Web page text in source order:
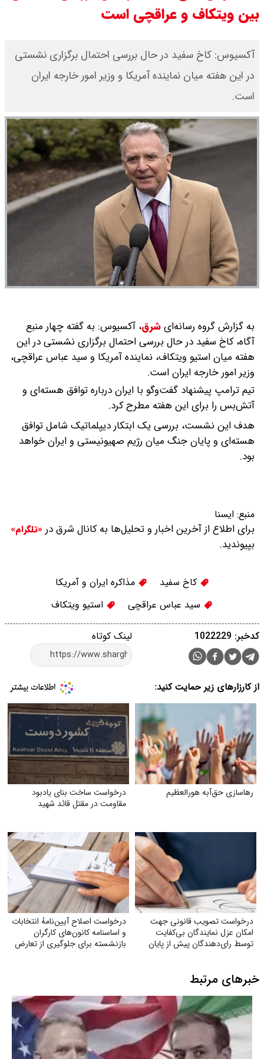
مرداد ۱۴۰۵ اعلام شد/ افزایش قیمت
طلا
قیمت طلا ۱۸ عیار امروز دوشنبه ۱۹
گرفت
چنگیز وثوقی در بیمارستان بستری
است + عکس و ویدئو
بین ویتکاف و عراقچی است
آکسیوس: کاخ سفید در حال بررسی احتمال برگزاری نشستی
در این هفته میان نماینده آمریکا و وزیر امور خارجه ایران
است.
به گزارش گروه رسانه‌ایشرق، آکسیوس: به گفته چهار منبع
آگاه، کاخ سفید در حال بررسی احتمال برگزاری نشستی در این
هفته میان استیو ویتکاف، نماینده آمریکا و سید عباس عراقچی،
وزیر امور خارجه ایران است.
تیم ترامپ پیشنهاد گفت‌وگو با ایران درباره توافق هسته‌ای و
آتش‌بس را برای این هفته مطرح کرد.
هدف این نشست، بررسی یک ابتکار دیپلماتیک شامل توافق
هسته‌ای و پایان جنگ میان رژیم صهیونیستی و ایران خواهد
بود.
منبع: ايسنا
برای اطلاع از آخرین اخبار و تحلیل‌ها به کانال شرق در «تلگرام»
بپیوندید.
کاخ سفید
مذاکره ایران و آمریکا
سید عباس عراقچی
استیو ویتکاف
لینک کوتاه کدخبر: 1022229
از کارزارهای زیر حمایت کنید:
رهاسازی حق‌آبه هورالعظیم
درخواست ساخت بنای یادبود
مقاومت در مقتل قائد شهید
درخواست تصویب قانونی جهت
امکان عزل نمایندگان بی‌کفایت
توسط رای‌دهندگان پیش از پایان
درخواست اصلاح آیین‌نامهٔ انتخابات
و اساسنامه کانون‌های کارگران
بازنشسته برای جلوگیری از تعارض
خبرهای مرتبط